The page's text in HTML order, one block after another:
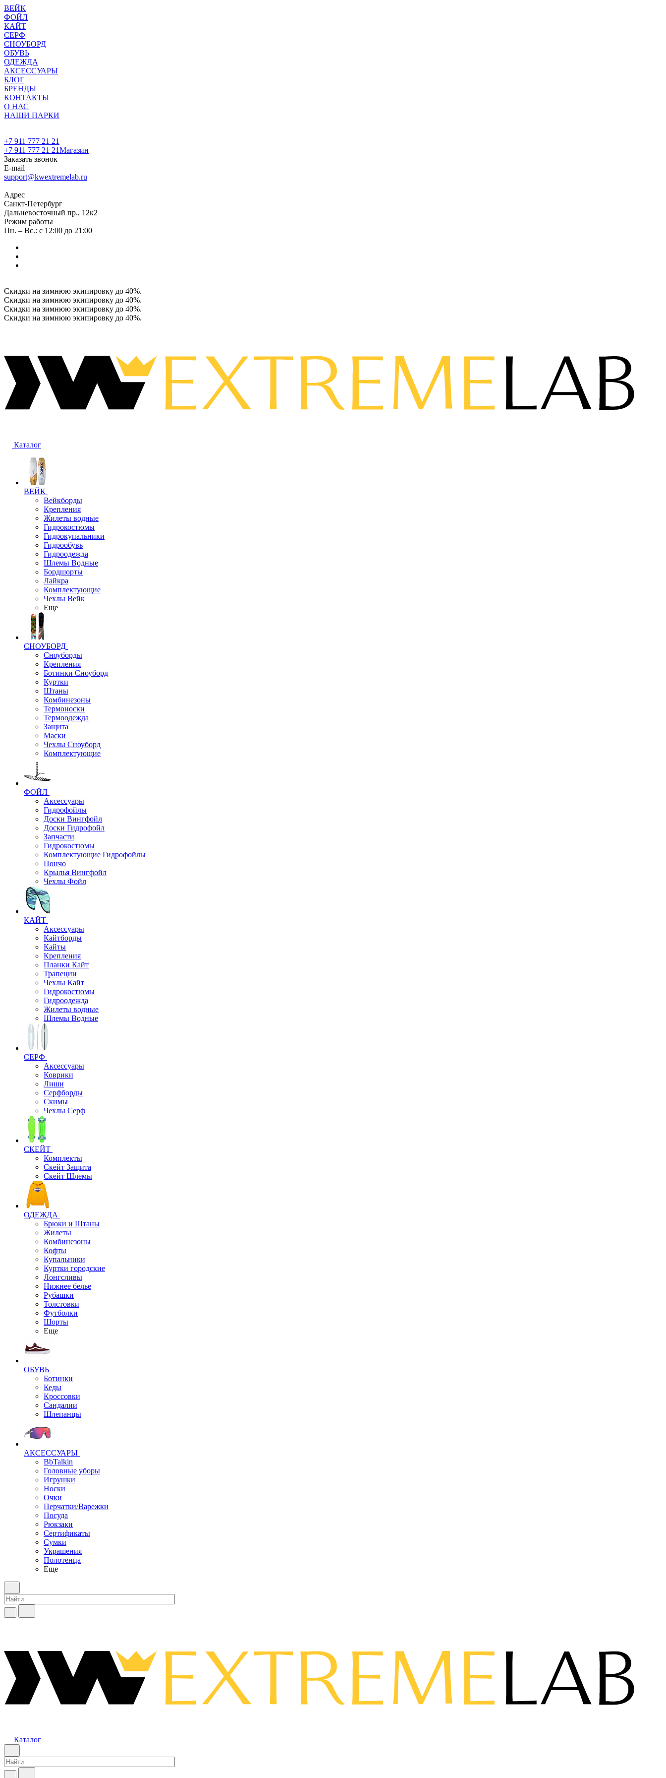
ВЕЙК
ФОЙЛ
КАЙТ
СЕРФ
СНОУБОРД
ОБУВЬ
ОДЕЖДА
АКСЕССУАРЫ
БЛОГ
БРЕНДЫ
КОНТАКТЫ
О НАС
НАШИ ПАРКИ
+7 911 777 21 21
+7 911 777 21 21Магазин
Заказать звонок
E-mail
support@kwextremelab.ru
Адрес
Санкт-Петербург
Дальневосточный пр., 12к2
Режим работы
Пн. – Вс.: с 12:00 до 21:00
Скидки на зимнюю экипировку до 40%.
Скидки на зимнюю экипировку до 40%.
Скидки на зимнюю экипировку до 40%.
Скидки на зимнюю экипировку до 40%.
Каталог
ВЕЙК
Вейкборды
Крепления
Жилеты водные
Гидрокостюмы
Гидрокупальники
Гидрообувь
Гидроодежда
Шлемы Водные
Бордшорты
Лайкра
Комплектующие
Чехлы Вейк
Еще
СНОУБОРД
Сноуборды
Крепления
Ботинки Сноуборд
Куртки
Штаны
Комбинезоны
Термоноски
Термоодежда
Защита
Маски
Чехлы Сноуборд
Комплектующие
ФОЙЛ
Аксессуары
Гидрофойлы
Доски Вингфойл
Доски Гидрофойл
Запчасти
Гидрокостюмы
Комплектующие Гидрофойлы
Пончо
Крылья Вингфойл
Чехлы Фойл
КАЙТ
Аксессуары
Кайтборды
Кайты
Крепления
Планки Кайт
Трапеции
Чехлы Кайт
Гидрокостюмы
Гидроодежда
Жилеты водные
Шлемы Водные
СЕРФ
Аксессуары
Коврики
Лиши
Серфборды
Скимы
Чехлы Cерф
СКЕЙТ
Комплекты
Скейт Защита
Скейт Шлемы
ОДЕЖДА
Брюки и Штаны
Жилеты
Комбинезоны
Кофты
Купальники
Куртки городские
Лонгсливы
Нижнее белье
Рубашки
Толстовки
Футболки
Шорты
Еще
ОБУВЬ
Ботинки
Кеды
Кроссовки
Сандалии
Шлепанцы
АКСЕССУАРЫ
BbTalkin
Головные уборы
Игрушки
Носки
Очки
Перчатки/Варежки
Посуда
Рюкзаки
Сертификаты
Сумки
Украшения
Полотенца
Еще
Каталог